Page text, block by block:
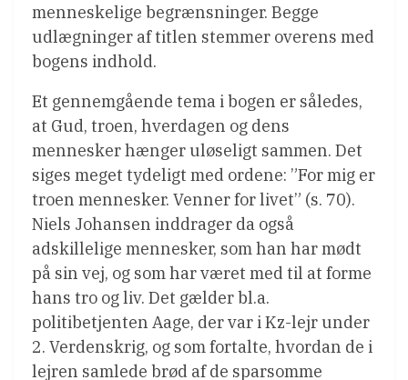
menneskelige begrænsninger. Begge
udlægninger af titlen stemmer overens med
bogens indhold.
Et gennemgående tema i bogen er således,
at Gud, troen, hverdagen og dens
mennesker hænger uløseligt sammen. Det
siges meget tydeligt med ordene: ”For mig er
troen mennesker. Venner for livet” (s. 70).
Niels Johansen inddrager da også
adskillelige mennesker, som han har mødt
på sin vej, og som har været med til at forme
hans tro og liv. Det gælder bl.a.
politibetjenten Aage, der var i Kz-lejr under
2. Verdenskrig, og som fortalte, hvordan de i
lejren samlede brød af de sparsomme